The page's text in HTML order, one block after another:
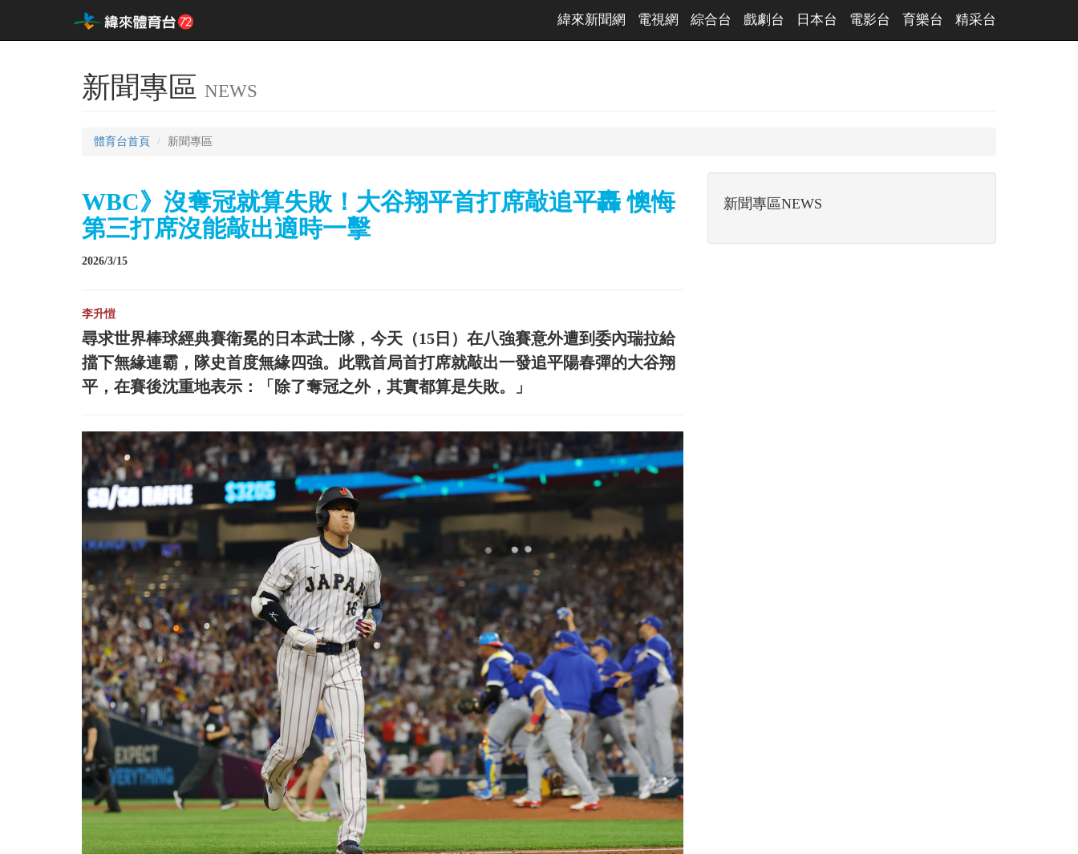
緯來新聞網 電視網 綜合台 戲劇台 日本台 電影台 育樂台 精采台
新聞專區 NEWS
體育台首頁 新聞專區
WBC》沒奪冠就算失敗！大谷翔平首打席敲追平轟 懊悔
第三打席沒能敲出適時一擊
2026/3/15
李升愷
尋求世界棒球經典賽衛冕的日本武士隊，今天（15日）在八強賽意外遭到委內瑞拉給
擋下無緣連霸，隊史首度無緣四強。此戰首局首打席就敲出一發追平陽春彈的大谷翔
平，在賽後沈重地表示：「除了奪冠之外，其實都算是失敗。」
新聞專區NEWS